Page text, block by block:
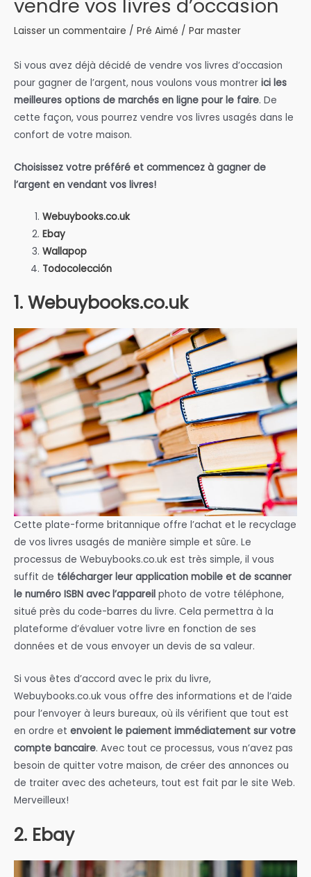
vendre vos livres d’occasion
Laisser un commentaire / Pré Aimé / Par master
Si vous avez déjà décidé de vendre vos livres d’occasion
pour gagner de l’argent, nous voulons vous montrer ici les
meilleures options de marchés en ligne pour le faire. De
cette façon, vous pourrez vendre vos livres usagés dans le
confort de votre maison.
Choisissez votre préféré et commencez à gagner de
l’argent en vendant vos livres!
Webuybooks.co.uk
Ebay
Wallapop
Todocolección
1. Webuybooks.co.uk
Cette plate-forme britannique offre l’achat et le recyclage
de vos livres usagés de manière simple et sûre. Le
processus de Webuybooks.co.uk est très simple, il vous
suffit de télécharger leur application mobile et de scanner
le numéro ISBN avec l’appareil photo de votre téléphone,
situé près du code-barres du livre. Cela permettra à la
plateforme d’évaluer votre livre en fonction de ses
données et de vous envoyer un devis de sa valeur.
Si vous êtes d’accord avec le prix du livre,
Webuybooks.co.uk vous offre des informations et de l’aide
pour l’envoyer à leurs bureaux, où ils vérifient que tout est
en ordre et envoient le paiement immédiatement sur votre
compte bancaire. Avec tout ce processus, vous n’avez pas
besoin de quitter votre maison, de créer des annonces ou
de traiter avec des acheteurs, tout est fait par le site Web.
Merveilleux!
2. Ebay